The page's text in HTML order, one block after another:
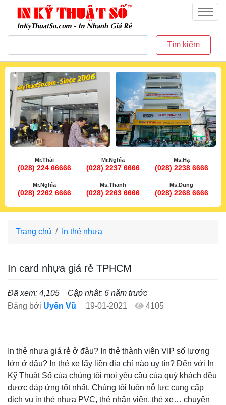
inkythuatso.com
Menu
Tìm kiếm
Mr.Thái
(028) 224 66666
Mr.Nghĩa
(028) 2237 6666
Ms.Hạ
(028) 2238 6666
Mr.Nghĩa
(028) 2262 6666
Ms.Thanh
(028) 2263 6666
Ms.Dung
(028) 2268 6666
Trang chủ In thẻ nhựa
In card nhựa giá rẻ TPHCM
Đã xem: 4,105
Cập nhât: 6 năm trước
Đăng bởi Uyên Vũ 19-01-2021 4105
In thẻ nhựa giá rẻ ở đâu? In thẻ thành viên VIP số lượng
lớn ở đâu? In thẻ xe lấy liền địa chỉ nào uy tín? Đến với In
Kỹ Thuật Số của chúng tôi mọi yêu cầu của quý khách đều
được đáp ứng tốt nhất. Chúng tôi luôn nỗ lực cung cấp
dịch vụ in thẻ nhựa PVC, thẻ nhân viên, thẻ xe… chuyên